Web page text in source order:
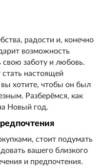
радости и, конечно
возможность
свою заботу и любовь.
настоящей
хотите, чтобы он был
Разберёмся, как
Новый год.
стоит подумать
вашего близкого
и предпочтения.